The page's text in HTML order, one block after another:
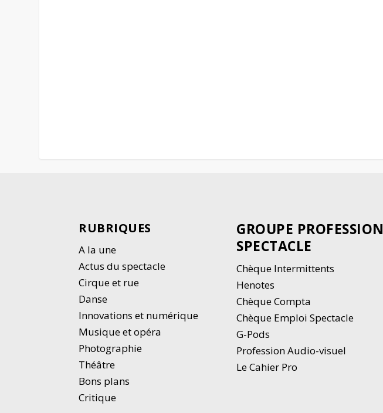
RUBRIQUES
A la une
Actus du spectacle
Cirque et rue
Danse
Innovations et numérique
Musique et opéra
Photographie
Théâtre
Bons plans
Critique
GROUPE PROFESSION
SPECTACLE
Chèque Intermittents
Henotes
Chèque Compta
Chèque Emploi Spectacle
G-Pods
Profession Audio-visuel
Le Cahier Pro